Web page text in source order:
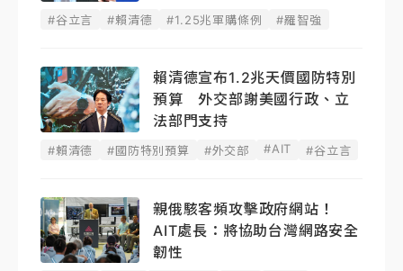
#谷立言 #賴清德 #1.25兆軍購條例 #羅智強
賴清德宣布1.2兆天價國防特別
預算 外交部謝美國行政、立
法部門支持
#賴清德 #國防特別預算 #外交部 #AIT #谷立言
親俄駭客頻攻擊政府網站！
AIT處長：將協助台灣網路安全
韌性